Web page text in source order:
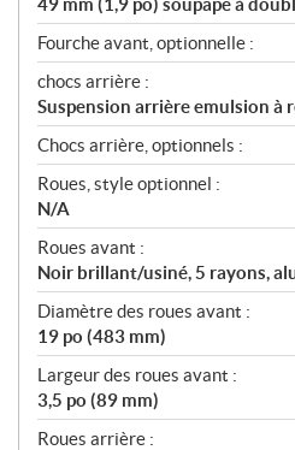
Fourche avant, optionnelle :
chocs arrière :
Suspension arrière emulsion à
Chocs arrière, optionnels :
Roues, style optionnel :
N/A
Roues avant :
Noir brillant/usiné, 5 rayons,
Diamètre des roues avant :
19 po (483 mm)
Largeur des roues avant :
3,5 po (89 mm)
Roues arrière :